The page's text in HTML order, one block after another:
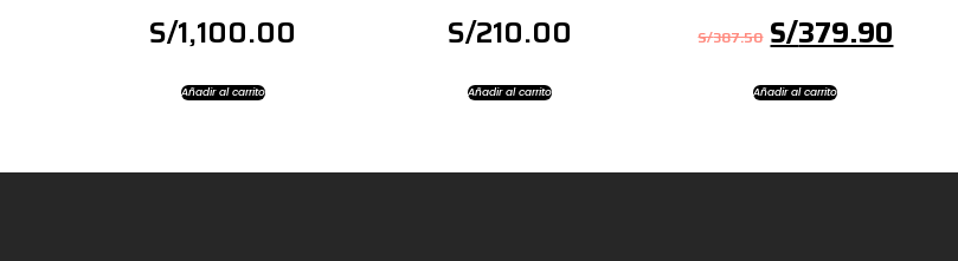
S/1,100.00
Añadir al carrito
S/210.00
Añadir al carrito
S/387.50 S/379.90
Añadir al carrito